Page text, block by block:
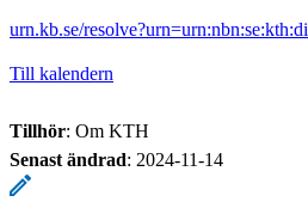
urn.kb.se/
Till kalendern
Tillhör: Om KTH
Senast ändrad: 2024-11-14